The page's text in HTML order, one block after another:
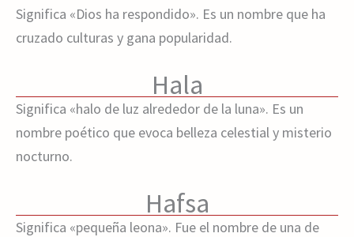
Significa «Dios ha respondido». Es un nombre que ha
cruzado culturas y gana popularidad.
Hala
Significa «halo de luz alrededor de la luna». Es un
nombre poético que evoca belleza celestial y misterio
nocturno.
Hafsa
Significa «pequeña leona». Fue el nombre de una de